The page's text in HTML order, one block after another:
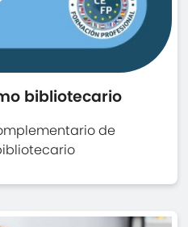
bibliotecario
de